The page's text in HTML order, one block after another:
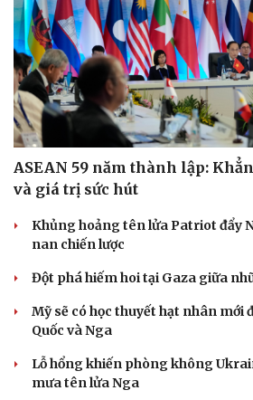
ASEAN 59 năm thành lập:
và giá trị sức hút
Khủng hoảng tên lửa Patriot đẩy
nan chiến lược
Đột phá hiếm hoi tại Gaza giữa
Mỹ sẽ có học thuyết hạt nhân mới
Quốc và Nga
Lỗ hổng khiến phòng không
mưa tên lửa Nga